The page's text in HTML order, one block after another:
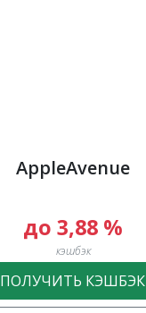
AppleAvenue
до 3,88 %
кэшбэк
ПОЛУЧИТЬ КЭШБЭК